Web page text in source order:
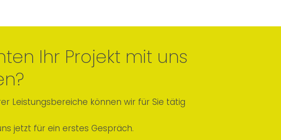
Ihr Projekt mit uns
Leistungsbereiche können wir für Sie tätig
jetzt für ein erstes Gespräch.